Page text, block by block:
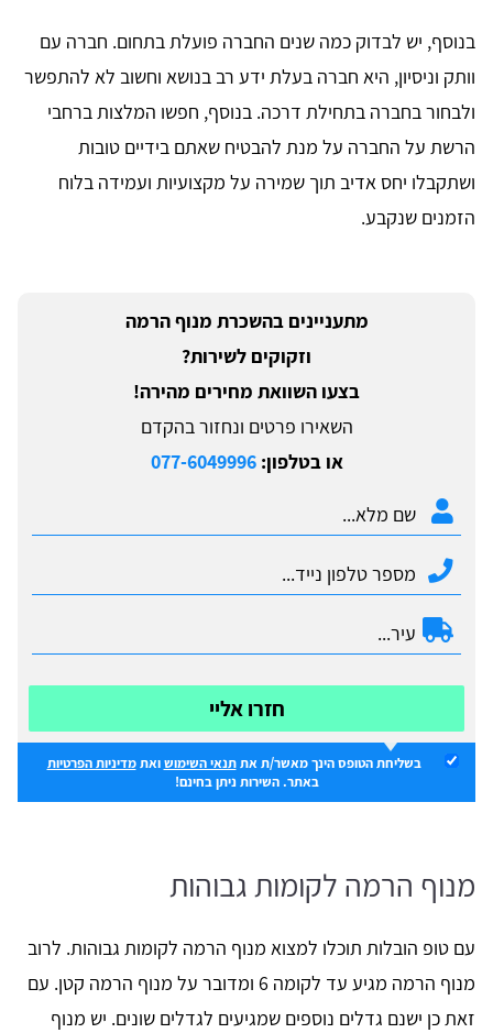
בנוסף, יש לבדוק כמה שנים החברה פועלת בתחום. חברה עם
וותק וניסיון, היא חברה בעלת ידע רב בנושא וחשוב לא להתפשר
ולבחור בחברה בתחילת דרכה. בנוסף, חפשו המלצות ברחבי
הרשת על החברה על מנת להבטיח שאתם בידיים טובות
ושתקבלו יחס אדיב תוך שמירה על מקצועיות ועמידה בלוח
הזמנים שנקבע.
מתעניינים בהשכרת מנוף הרמה
וזקוקים לשירות?
בצעו השוואת מחירים מהירה!
השאירו פרטים ונחזור בהקדם
או בטלפון:077-6049996
חזרו אליי
בשליחת הטופס הינך מאשר/ת אתתנאי השימושואתמדיניות הפרטיות
באתר. השירות ניתן בחינם!
מנוף הרמה לקומות גבוהות
עם טופ הובלות תוכלו למצוא מנוף הרמה לקומות גבוהות. לרוב
מנוף הרמה מגיע עד לקומה 6 ומדובר על מנוף הרמה קטן. עם
זאת כן ישנם גדלים נוספים שמגיעים לגדלים שונים. יש מנוף